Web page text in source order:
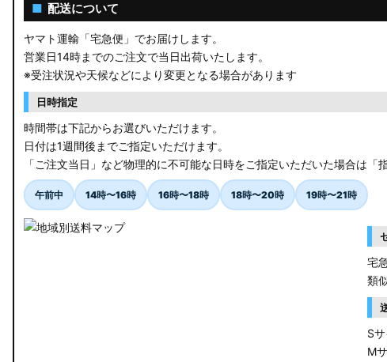
RP6/7 ステップワゴン
RP1/2 RP3/4 ステップワゴン/スパーダ
RK5/6 ステップワゴンスパーダ
RC1/2 オデッセイ
GB5〜8 フリード
GR フィット
GP5/6 GK3〜6 フィット
■ 配送について
ヤマト運輸「宅急便」でお届けします。
営業日14時までのご注文で当日出荷いたします。
※受注状況や天候などにより変更となる場合があります
日時指定
時間帯は下記からお選びいただけます。
日付は1週間後までご指定いただけます。
「ご注文当日」など物理的に不可能な日時をご指定いただいた場合は「
午前中 14時〜16時 16時〜18時 18時〜20時 19時〜21時
宅
類
S
M